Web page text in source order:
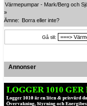
Värmepumpar - Mark/Berg och
»
Ämne: Borra eller inte?
Gå till:
Annonser